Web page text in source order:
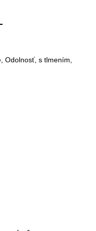
Odolnosť, s tlmením,